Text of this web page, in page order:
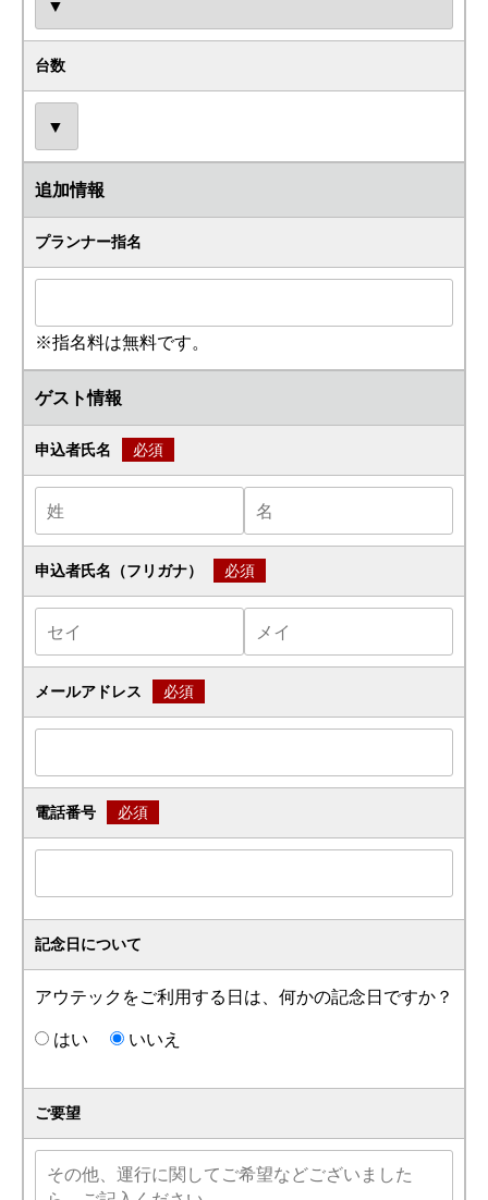
台数
追加情報
プランナー指名
※指名料は無料です。
ゲスト情報
申込者氏名 必須
申込者氏名（フリガナ） 必須
メールアドレス 必須
電話番号 必須
記念日について
アウテックをご利用する日は、何かの記念日ですか？
はい いいえ
ご要望